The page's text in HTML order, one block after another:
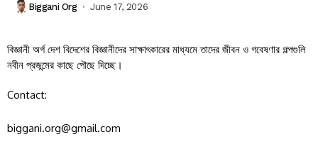
Biggani Org June 17, 2026
বিজ্ঞানী অর্গ দেশ বিদেশের বিজ্ঞানীদের সাক্ষাৎকারের মাধ্যমে তাদের জীবন ও গবেষণার গল্পগুলি
নবীন প্রজন্মের কাছে পৌছে দিচ্ছে।
Contact:
biggani.org@gmail.com